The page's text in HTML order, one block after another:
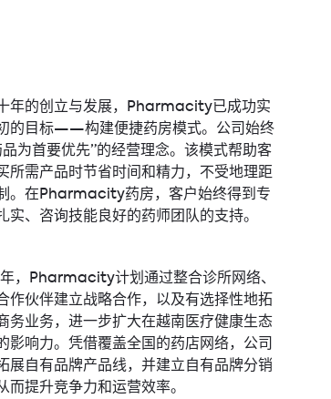
年的创立与发展，Pharmacity已成功实
的目标——构建便捷药房模式。公司始终
为首要优先”的经营理念。该模式帮助客
所需产品时节省时间和精力，不受地理距
。在Pharmacity药房，客户始终得到专
实、咨询技能良好的药师团队的支持。
，Pharmacity计划通过整合诊所网络、
作伙伴建立战略合作，以及有选择性地拓
务业务，进一步扩大在越南医疗健康生态
影响力。凭借覆盖全国的药店网络，公司
展自有品牌产品线，并建立自有品牌分销
而提升竞争力和运营效率。